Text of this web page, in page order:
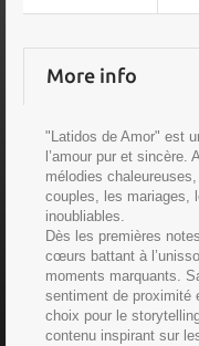
More info
"Latidos de Amor" est
l’amour pur et
mélodies
couples, les mariages,
inoubliables.
Dès les premières
cœurs battant à
moments marquants.
sentiment de proximité
choix pour le
contenu inspirant sur